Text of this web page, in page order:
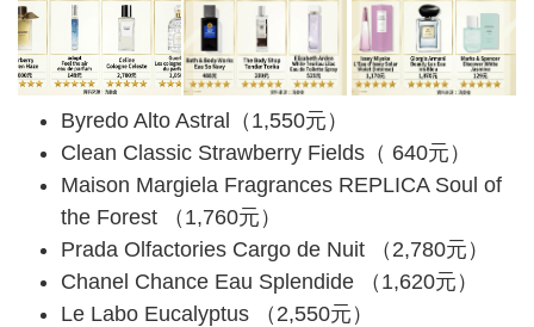
Byredo Alto Astral（1,550元）
Clean Classic Strawberry Fields（ 640元）
Maison Margiela Fragrances REPLICA Soul of
the Forest （1,760元）
Prada Olfactories Cargo de Nuit （2,780元）
Chanel Chance Eau Splendide （1,620元）
Le Labo Eucalyptus （2,550元）